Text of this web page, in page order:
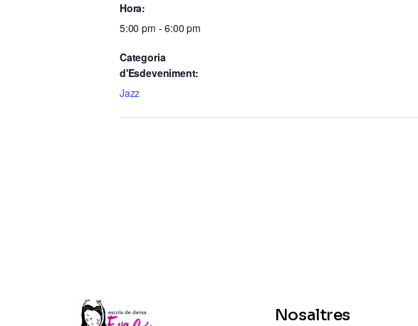
Hora:
5:00 pm - 6:00 pm
Categoria
d'Esdeveniment:
Jazz
Nosaltres